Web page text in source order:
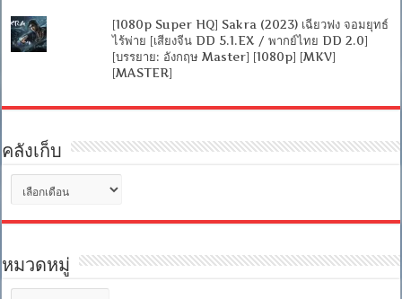
[1080p Super HQ] Sakra (2023) เฉียวฟง จอมยุทธ์
ไร้พ่าย [เสียงจีน DD 5.1.EX / พากย์ไทย DD 2.0]
[บรรยาย: อังกฤษ Master] [1080p] [MKV]
[MASTER]
คลังเก็บ
เก็บ
หมวดหมู่